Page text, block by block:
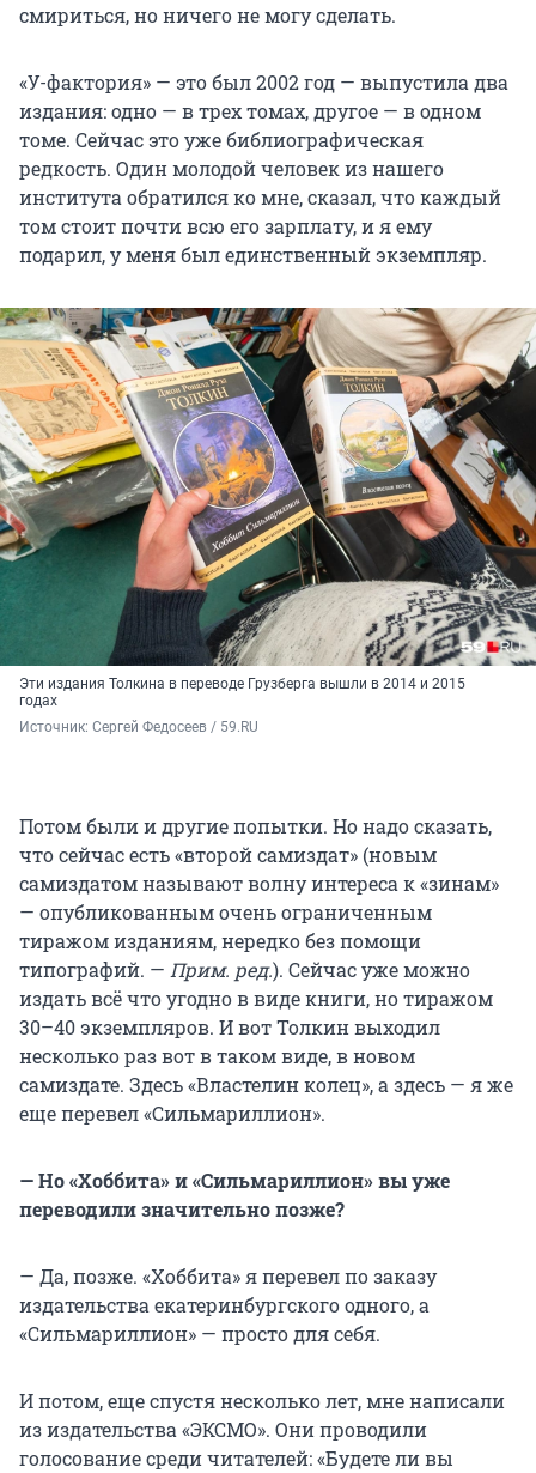
смириться, но ничего не могу сделать.
«У-фактория» — это был 2002 год — выпустила два
издания: одно — в трех томах, другое — в одном
томе. Сейчас это уже библиографическая
редкость. Один молодой человек из нашего
института обратился ко мне, сказал, что каждый
том стоит почти всю его зарплату, и я ему
подарил, у меня был единственный экземпляр.
Эти издания Толкина в переводе Грузберга вышли в 2014 и 2015
годах
Источник: Сергей Федосеев / 59.RU
Потом были и другие попытки. Но надо сказать,
что сейчас есть «второй самиздат» (новым
самиздатом называют волну интереса к «зинам»
— опубликованным очень ограниченным
тиражом изданиям, нередко без помощи
типографий. — Прим. ред.). Сейчас уже можно
издать всё что угодно в виде книги, но тиражом
30–40 экземпляров. И вот Толкин выходил
несколько раз вот в таком виде, в новом
самиздате. Здесь «Властелин колец», а здесь — я же
еще перевел «Сильмариллион».
— Но «Хоббита» и «Сильмариллион» вы уже
переводили значительно позже?
— Да, позже. «Хоббита» я перевел по заказу
издательства екатеринбургского одного, а
«Сильмариллион» — просто для себя.
И потом, еще спустя несколько лет, мне написали
из издательства «ЭКСМО». Они проводили
голосование среди читателей: «Будете ли вы